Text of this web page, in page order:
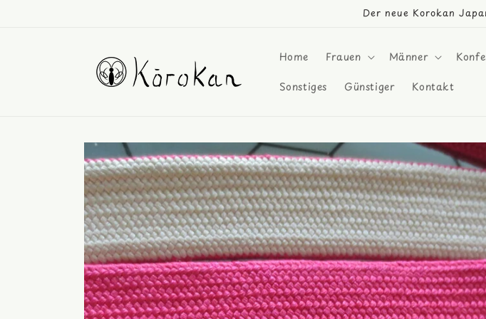
Der neue Korokan
Home Frauen Männer
Sonstiges
Günstiger Kontakt
Produktinformationen
springen